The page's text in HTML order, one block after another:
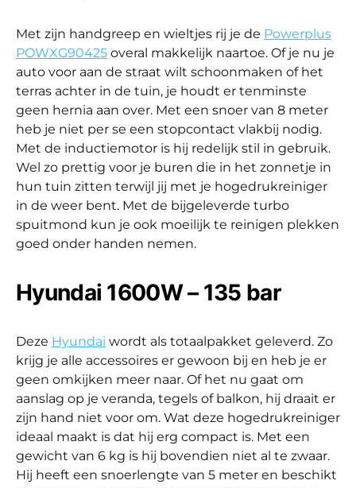
Met zijn handgreep en wieltjes rij je de Powerplus
POWXG90425 overal makkelijk naartoe. Of je nu je
auto voor aan de straat wilt schoonmaken of het
terras achter in de tuin, je houdt er tenminste
geen hernia aan over. Met een snoer van 8 meter
heb je niet per se een stopcontact vlakbij nodig.
Met de inductiemotor is hij redelijk stil in gebruik.
Wel zo prettig voor je buren die in het zonnetje in
hun tuin zitten terwijl jij met je hogedrukreiniger
in de weer bent. Met de bijgeleverde turbo
spuitmond kun je ook moeilijk te reinigen plekken
goed onder handen nemen.
Hyundai 1600W – 135 bar
Deze Hyundai wordt als totaalpakket geleverd. Zo
krijg je alle accessoires er gewoon bij en heb je er
geen omkijken meer naar. Of het nu gaat om
aanslag op je veranda, tegels of balkon, hij draait er
zijn hand niet voor om. Wat deze hogedrukreiniger
ideaal maakt is dat hij erg compact is. Met een
gewicht van 6 kg is hij bovendien niet al te zwaar.
Hij heeft een snoerlengte van 5 meter en beschikt